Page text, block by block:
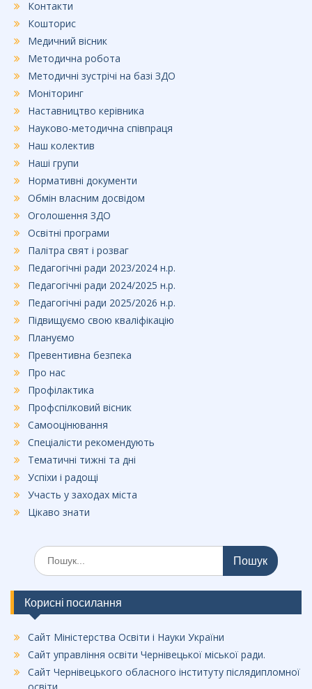
Контакти
Кошторис
Медичний вісник
Методична робота
Методичні зустрічі на базі ЗДО
Моніторинг
Наставництво керівника
Науково-методична співпраця
Наш колектив
Наші групи
Нормативні документи
Обмін власним досвідом
Оголошення ЗДО
Освітні програми
Палітра свят і розваг
Педагогічні ради 2023/2024 н.р.
Педагогічні ради 2024/2025 н.р.
Педагогічні ради 2025/2026 н.р.
Підвищуємо свою кваліфікацію
Плануємо
Превентивна безпека
Про нас
Профілактика
Профспілковий вісник
Самооцінювання
Спеціалісти рекомендують
Тематичні тижні та дні
Успіхи і радощі
Участь у заходах міста
Цікаво знати
Шукати:
Корисні посилання
Сайт Міністерства Освіти і Науки України
Сайт управління освіти Чернівецької міської ради.
Сайт Чернівецького обласного інституту післядипломної